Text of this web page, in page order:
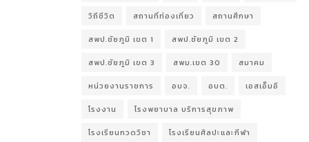
วิถีชีวิต สถานที่ท่องเที่ยว สถานศึกษา
สพป.ชัยภูมิ เขต 1 สพป.ชัยภูมิ เขต 2
สพป.ชัยภูมิ เขต 3 สพม.เขต 30 สมาคม
หน่วยงานราชการ อบจ. อบต. เอสเอ็มอี
โรงงาน โรงพยาบาล บริการสุขภาพ
โรงเรียนกวดวิชา โรงเรียนศิลปะและกีฬา